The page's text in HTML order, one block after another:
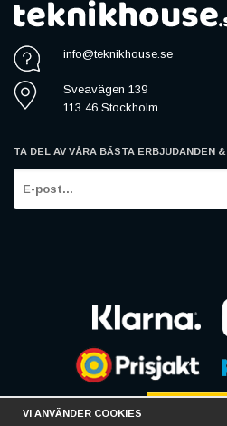
info@teknikhouse.se
Sveavägen 139
113 46 Stockholm
TA DEL AV VÅRA BÄSTA ERBJUDANDEN
VI ANVÄNDER COOKIES